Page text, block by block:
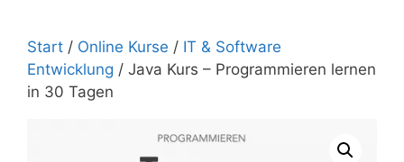
Start / Online Kurse / IT & Software
Entwicklung / Java Kurs – Programmieren lernen
in 30 Tagen